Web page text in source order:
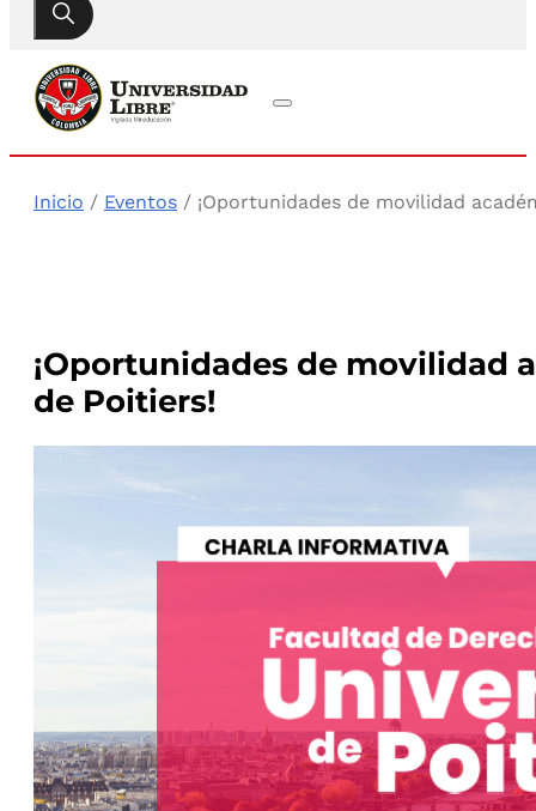
Inicio / Eventos / ¡Oportunidades de movilidad
¡Oportunidades de movilidad
de Poitiers!